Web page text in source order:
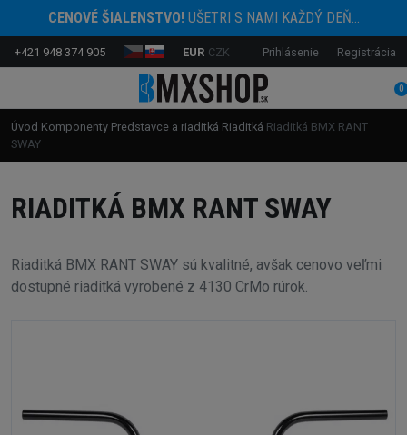
CENOVÉ ŠIALENSTVO!UŠETRI S NAMI KAŽDÝ DEŇ...
+421 948 374 905 EUR CZK Prihlásenie Registrácia
0
Úvod Komponenty Predstavce a riaditká Riaditká Riaditká BMX RANT
SWAY
RIADITKÁ BMX RANT SWAY
Riaditká BMX RANT SWAY sú kvalitné, avšak cenovo veľmi
dostupné riaditká vyrobené z 4130 CrMo rúrok.